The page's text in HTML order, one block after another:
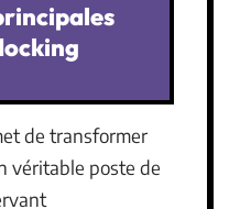
de transformer
véritable poste de